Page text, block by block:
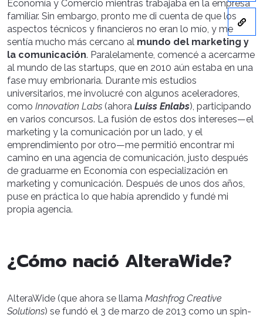
Economía y Comercio mientras trabajaba en la empresa
familiar. Sin embargo, pronto me di cuenta de que los
aspectos técnicos y financieros no eran lo mío, y me
sentía mucho más cercano al mundo del marketing y
la comunicación. Paralelamente, comencé a acercarme
al mundo de las startups, que en 2010 aún estaba en una
fase muy embrionaria. Durante mis estudios
universitarios, me involucré con algunos aceleradores,
como Innovation Labs (ahora Luiss Enlabs), participando
en varios concursos. La fusión de estos dos intereses—el
marketing y la comunicación por un lado, y el
emprendimiento por otro—me permitió encontrar mi
camino en una agencia de comunicación, justo después
de graduarme en Economía con especialización en
marketing y comunicación. Después de unos dos años,
puse en práctica lo que había aprendido y fundé mi
propia agencia.
¿Cómo nació AlteraWide?
AlteraWide (que ahora se llama Mashfrog Creative
Solutions) se fundó el 3 de marzo de 2013 como un spin-